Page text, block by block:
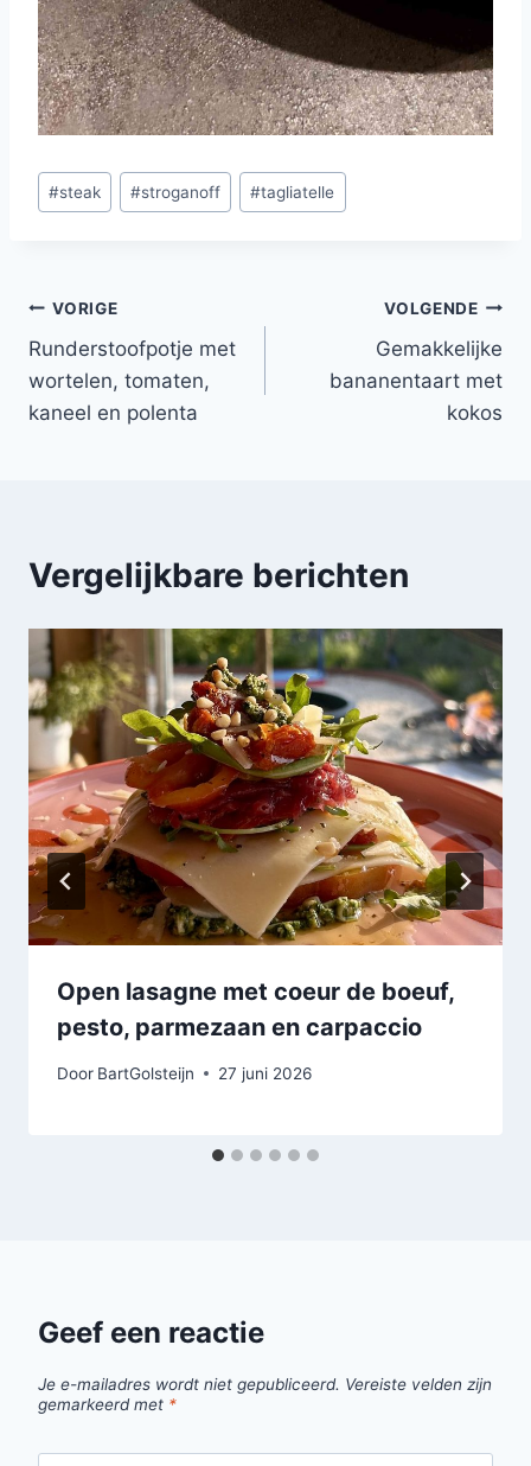
Bericht
tags:
#steak #stroganoff #tagliatelle
Bericht
navigatie
VORIGE
Runderstoofpotje met
wortelen, tomaten,
kaneel en polenta
VOLGENDE
Gemakkelijke
bananentaart met
kokos
Vergelijkbare berichten
Open lasagne met coeur de boeuf,
pesto, parmezaan en carpaccio
Door BartGolsteijn 27 juni 2026
Geef een reactie
Je e-mailadres wordt niet gepubliceerd. Vereiste velden zijn
gemarkeerd met *